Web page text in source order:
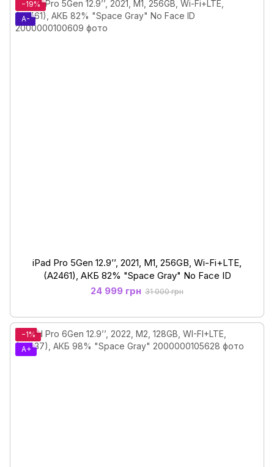
−19%
A-
iPad Pro 5Gen 12.9’’, 2021, M1, 256GB, Wi-Fi+LTE,
(A2461), АКБ 82% "Space Gray" No Face ID
24 999 грн 31 000 грн
−1%
A+